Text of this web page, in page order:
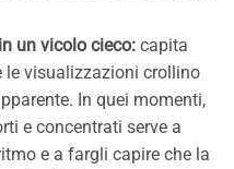
un vicolo cieco: capita
le visualizzazioni crollino
In quei momenti,
e concentrati serve a
e a fargli capire che la